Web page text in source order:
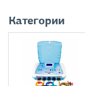
Категории